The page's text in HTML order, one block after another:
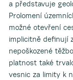
a představuje
Prolomení
možné otevření
implicitně definují
nepoškozené
platnost také
vesnic za limity k